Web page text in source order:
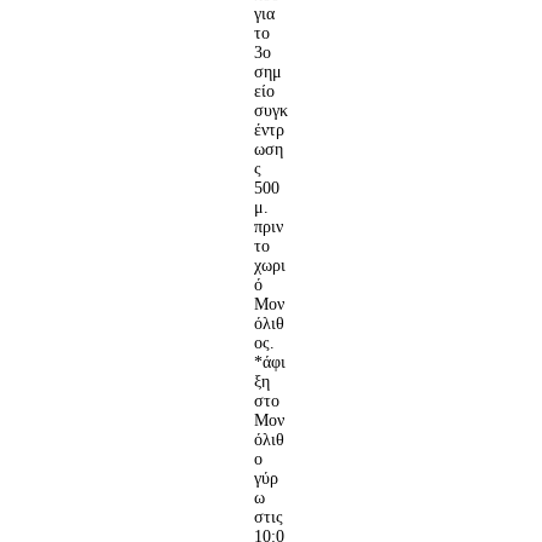
για
το
3ο
σημ
είο
συγκ
έντρ
ωση
ς
500
μ.
πριν
το
χωρι
ό
Μον
όλιθ
ος.
*άφι
ξη
στο
Μον
όλιθ
ο
γύρ
ω
στις
10:0